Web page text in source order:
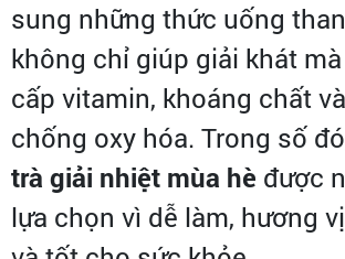
sung những thức uống
không chỉ giúp giải khát
cấp vitamin, khoáng chất
chống oxy hóa. Trong số
trà giải nhiệt mùa hè được
lựa chọn vì dễ làm, hương